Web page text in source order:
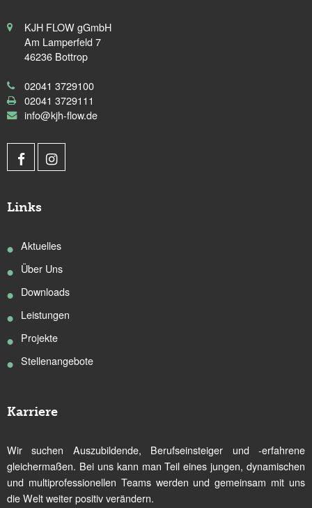
KJH FLOW gGmbH
Am Lamperfeld 7
46236 Bottrop
02041 3729100
02041 3729111
info@kjh-flow.de
Links
Aktuelles
Über Uns
Downloads
Leistungen
Projekte
Stellenangebote
Karriere
Wir suchen Auszubildende, Berufseinsteiger und -erfahrene
gleichermaßen. Bei uns kann man Teil eines jungen, dynamischen
und multiprofessionellen Teams werden und gemeinsam mit uns
die Welt weiter positiv verändern.